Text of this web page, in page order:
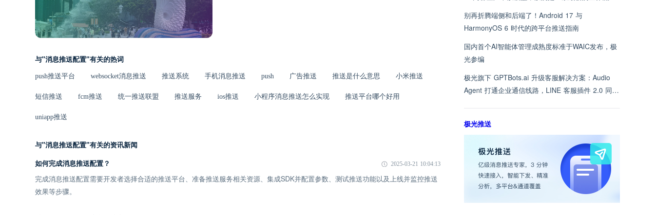
与"消息推送配置"有关的热词
push推送平台 websocket消息推送 推送系统 手机消息推送 push 广告推送 推送是什么意思 小米推送
短信推送 fcm推送 统一推送联盟 推送服务 ios推送 小程序消息推送怎么实现 推送平台哪个好用
uniapp推送
与"消息推送配置"有关的资讯新闻
如何完成消息推送配置？ 2025-03-21 10:04:13
完成消息推送配置需要开发者选择合适的推送平台、准备推送服务相关资源、集成SDK并配置参数、测试推送功能以及上线并监控推送
效果等步骤。
别再折腾端侧和后端了！Android 17 与
HarmonyOS 6 时代的跨平台推送指南
国内首个AI智能体管理成熟度标准于WAIC发布，极
光参编
极光旗下 GPTBots.ai 升级客服解决方案：Audio
Agent 打通企业通信线路，LINE 客服插件 2.0 同步
极光推送